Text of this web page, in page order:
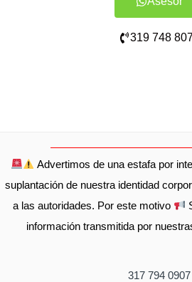
319 748
Advertimos de una estafa por
suplantación de nuestra identidad
a las autoridades. Por este motivo
información transmitida por
317 794 0907